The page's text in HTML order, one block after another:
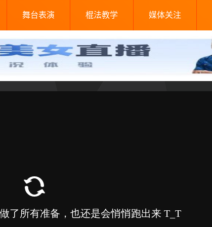
舞台表演 棍法教学 媒体关注